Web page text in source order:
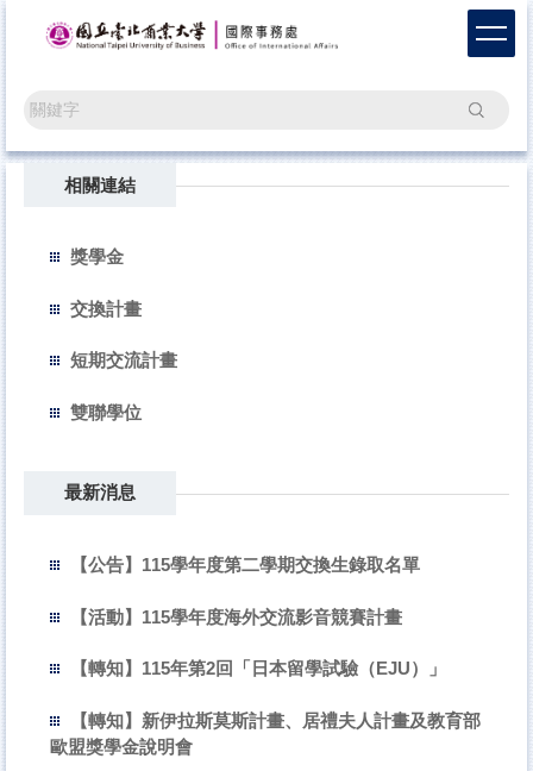
區
搜尋
相關連結
獎學金
交換計畫
短期交流計畫
雙聯學位
最新消息
【公告】115學年度第二學期交換生錄取名單
【活動】115學年度海外交流影音競賽計畫
【轉知】115年第2回「日本留學試驗（EJU）」
【轉知】新伊拉斯莫斯計畫、居禮夫人計畫及教育部
歐盟獎學金說明會